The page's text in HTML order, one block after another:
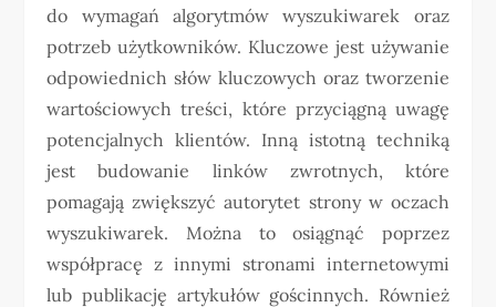
do wymagań algorytmów wyszukiwarek oraz
potrzeb użytkowników. Kluczowe jest używanie
odpowiednich słów kluczowych oraz tworzenie
wartościowych treści, które przyciągną uwagę
potencjalnych klientów. Inną istotną techniką
jest budowanie linków zwrotnych, które
pomagają zwiększyć autorytet strony w oczach
wyszukiwarek. Można to osiągnąć poprzez
współpracę z innymi stronami internetowymi
lub publikację artykułów gościnnych. Również